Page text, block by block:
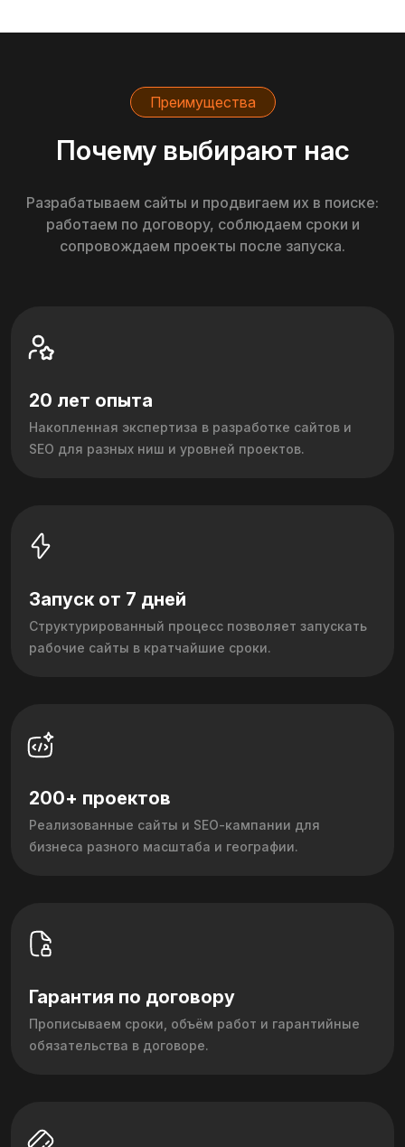
Преимущества
Почему выбирают нас
Разрабатываем сайты и продвигаем их в поиске:
работаем по договору, соблюдаем сроки и
сопровождаем проекты после запуска.
20 лет опыта
Накопленная экспертиза в разработке сайтов и
SEO для разных ниш и уровней проектов.
Запуск от 7 дней
Структурированный процесс позволяет запускать
рабочие сайты в кратчайшие сроки.
200+ проектов
Реализованные сайты и SEO‑кампании для
бизнеса разного масштаба и географии.
Гарантия по договору
Прописываем сроки, объём работ и гарантийные
обязательства в договоре.